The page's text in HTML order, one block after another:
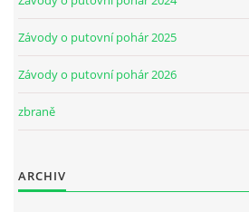
Závody o putovní pohár 2025
Závody o putovní pohár 2026
zbraně
ARCHIV